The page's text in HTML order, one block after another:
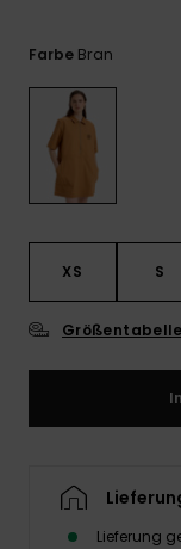
Farbe Bran
XS S
Lieferung